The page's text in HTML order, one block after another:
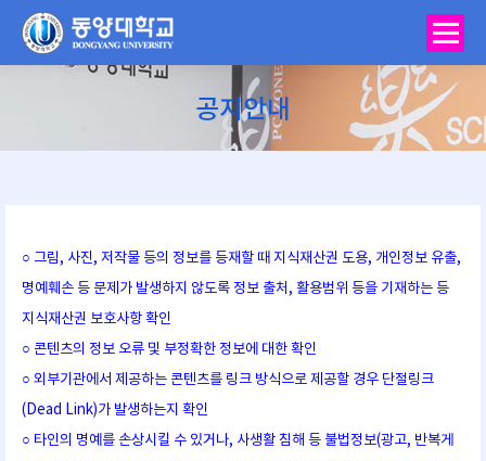
공지안내
You are here:
○ 그림, 사진, 저작물 등의 정보를 등재할 때 지식재산권 도용, 개인정보 유출,
명예훼손 등 문제가 발생하지 않도록 정보 출처, 활용범위 등을 기재하는 등
지식재산권 보호사항 확인
○ 콘텐츠의 정보 오류 및 부정확한 정보에 대한 확인
○ 외부기관에서 제공하는 콘텐츠를 링크 방식으로 제공할 경우 단절링크
(Dead Link)가 발생하는지 확인
○ 타인의 명예를 손상시킬 수 있거나, 사생활 침해 등 불법정보(광고, 반복게